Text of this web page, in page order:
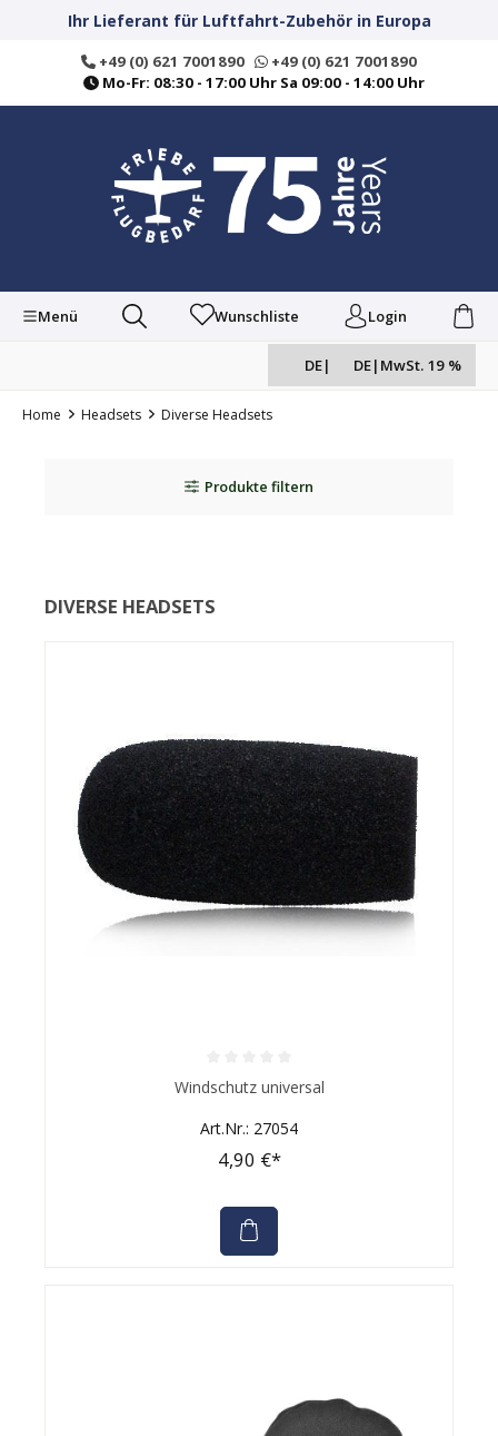
springenIhr Lieferant für Luftfahrt-Zubehör in Europa
+49 (0) 621 7001890
+49 (0) 621 7001890
Mo-Fr: 08:30 - 17:00 Uhr Sa 09:00 - 14:00 Uhr
Menü Wunschliste Login
DE| DE| MwSt. 19 %
Home Headsets Diverse Headsets
Produkte filtern
DIVERSE HEADSETS
Durchschnittliche Bewertung von 0 von 5 Sternen
Windschutz universal
Art.Nr.: 27054
4,90 €*